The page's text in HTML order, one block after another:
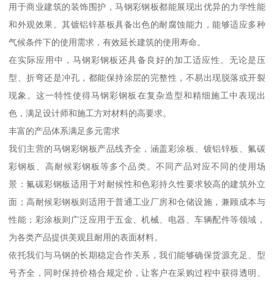
用于商业建筑的装饰围护，马钢彩钢板都能展现出优异的力学性能
和外观效果。其镀铝锌基板具备出色的耐腐蚀能力，能够适应多种
气候条件下的使用需求，有效延长建筑的使用寿命。
在实际应用中，马钢彩钢板还具备良好的加工适应性。无论是压
型、折弯还是冲孔，都能保持涂层的完整性，不易出现脱落或开裂
现象。这一特性使得马钢彩钢板在复杂造型和精细施工中表现出
色，满足设计师和施工方对材料的高要求。
丰富的产品体系满足多元需求
我们主营的马钢彩钢板产品线齐全，涵盖彩涂板、镀铝锌板、氟碳
彩钢板、高耐候彩钢板等多个品类。不同产品对应不同的使用场
景：氟碳彩钢板适用于对耐候性和色彩持久性要求较高的建筑外立
面；高耐候彩钢板则适用于普通工业厂房和仓储设施，兼顾成本与
性能；彩涂板则广泛应用于五金、机械、电器、车辆配件等领域，
为各类产品提供美观且耐用的表面材料。
依托我们与马钢的长期稳定合作关系，我们能够确保货源充足、型
号齐全，同时保持价格合规定价，让客户在采购过程中获得透明、